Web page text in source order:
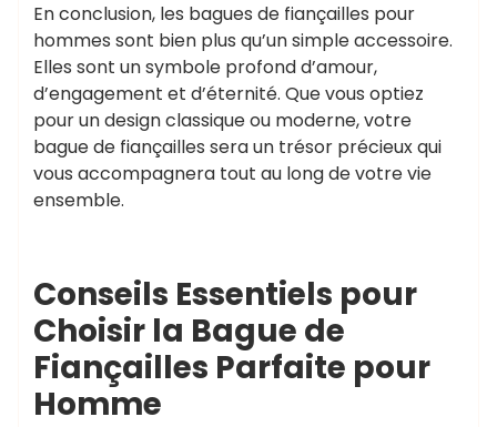
En conclusion, les bagues de fiançailles pour
hommes sont bien plus qu’un simple accessoire.
Elles sont un symbole profond d’amour,
d’engagement et d’éternité. Que vous optiez
pour un design classique ou moderne, votre
bague de fiançailles sera un trésor précieux qui
vous accompagnera tout au long de votre vie
ensemble.
Conseils Essentiels pour
Choisir la Bague de
Fiançailles Parfaite pour
Homme